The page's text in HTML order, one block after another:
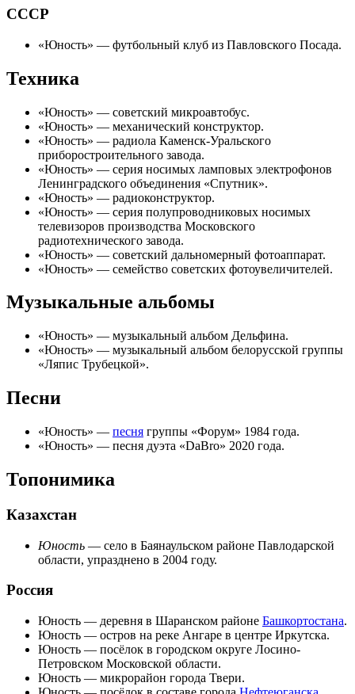
СССР
«Юность» — футбольный клуб из Павловского Посада.
Техника
«Юность» — советский микроавтобус.
«Юность» — механический конструктор.
«Юность» — радиола Каменск-Уральского
приборостроительного завода.
«Юность» — серия носимых ламповых электрофонов
Ленинградского объединения «Спутник».
«Юность» — радиоконструктор.
«Юность» — серия полупроводниковых носимых
телевизоров производства Московского
радиотехнического завода.
«Юность» — советский дальномерный фотоаппарат.
«Юность» — семейство советских фотоувеличителей.
Музыкальные альбомы
«Юность» — музыкальный альбом Дельфина.
«Юность» — музыкальный альбом белорусской группы
«Ляпис Трубецкой».
Песни
«Юность» — песня группы «Форум» 1984 года.
«Юность» — песня дуэта «DaBro» 2020 года.
Топонимика
Казахстан
Юность — село в Баянаульском районе Павлодарской
области, упразднено в 2004 году.
Россия
Юность — деревня в Шаранском районе Башкортостана.
Юность — остров на реке Ангаре в центре Иркутска.
Юность — посёлок в городском округе Лосино-
Петровском Московской области.
Юность — микрорайон города Твери.